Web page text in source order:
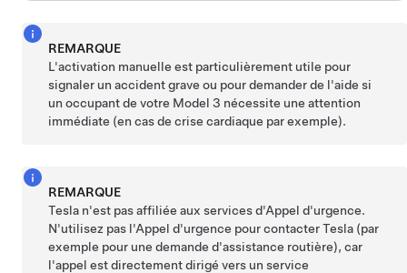
REMARQUE
L'activation manuelle est particulièrement utile pour
signaler un accident grave ou pour demander de l'aide si
un occupant de votre Model 3 nécessite une attention
immédiate (en cas de crise cardiaque par exemple).
REMARQUE
Tesla n'est pas affiliée aux services d'Appel d'urgence.
N'utilisez pas l'Appel d'urgence pour contacter Tesla (par
exemple pour une demande d'assistance routière), car
l'appel est directement dirigé vers un service